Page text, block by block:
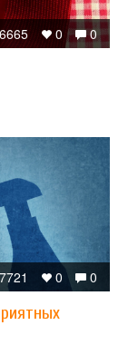
0
0
6665
0
0
7721